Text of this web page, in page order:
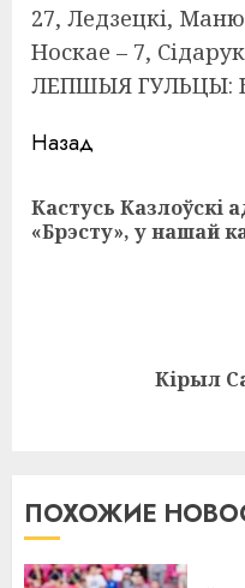
27, Ледзецкі,
Носкае – 7,
ЛЕПШЫЯ ГУЛЬЦЫ:
Навигация
записи
Назад
Кастусь Казлоўскі
«Брэсту», у нашай
СледующаяКірыл
ПОХОЖИЕ